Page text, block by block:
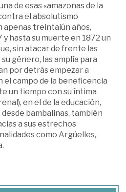
de esas «amazonas de la
el absolutismo
apenas treintaiún años,
hasta su muerte en 1872 un
sin atacar de frente las
género, las amplía para
por detrás empezar a
el campo de la beneficencia
un tiempo con su íntima
en el de la educación,
bambalinas, también
a sus estrechos
como Argüelles,